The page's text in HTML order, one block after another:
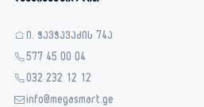
ი. ჭავჭავაძის 74ა
577 45 00 04
032 232 12 12
info@megasmart.ge